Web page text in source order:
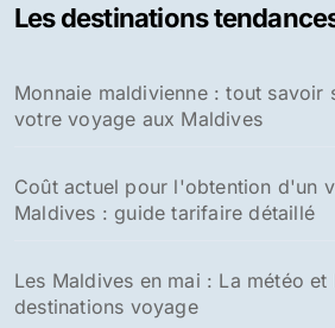
r
e
r
Les destinations
Monnaie maldivienne : tout savoir
votre voyage aux Maldives
Coût actuel pour l'obtention d'un
Maldives : guide tarifaire détaillé
Les Maldives en mai : La météo et
destinations voyage